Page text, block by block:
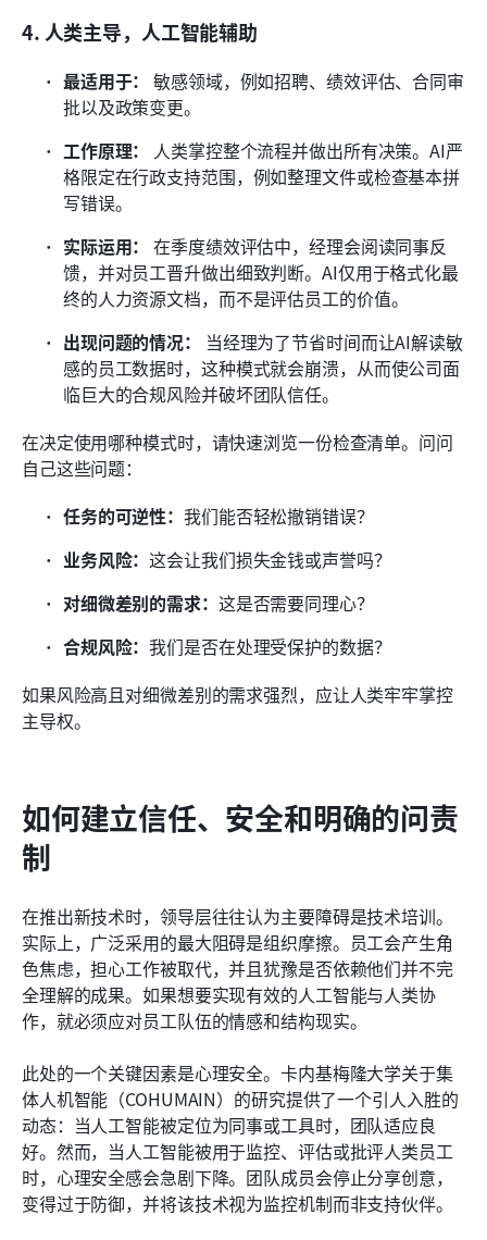
4. 人类主导，人工智能辅助
最适用于： 敏感领域，例如招聘、绩效评估、合同审
批以及政策变更。
工作原理：
人类掌控整个流程并做出所有决策。AI严
格限定在行政支持范围，例如整理文件或检查基本拼
写错误。
实际运用： 在季度绩效评估中，经理会阅读同事反
馈，并对员工晋升做出细致判断。AI仅用于格式化最
终的人力资源文档，而不是评估员工的价值。
出现问题的情况：
当经理为了节省时间而让AI解读敏
感的员工数据时，这种模式就会崩溃，从而使公司面
临巨大的合规风险并破坏团队信任。
在决定使用哪种模式时，请快速浏览一份检查清单。问问
自己这些问题：
任务的可逆性：我们能否轻松撤销错误？
业务风险：这会让我们损失金钱或声誉吗？
对细微差别的需求： 这是否需要同理心？
合规风险：我们是否在处理受保护的数据？
如果风险高且对细微差别的需求强烈，应让人类牢牢掌控
主导权。
如何建立信任、安全和明确的问责
制
在推出新技术时，领导层往往认为主要障碍是技术培训。
实际上，广泛采用的最大阻碍是组织摩擦。员工会产生角
色焦虑，担心工作被取代，并且犹豫是否依赖他们并不完
全理解的成果。如果想要实现有效的人工智能与人类协
作，就必须应对员工队伍的情感和结构现实。
此处的一个关键因素是心理安全。卡内基梅隆大学关于集
体人机智能（COHUMAIN）的研究提供了一个引人入胜的
动态：当人工智能被定位为同事或工具时，团队适应良
好。然而，当人工智能被用于监控、评估或批评人类员工
时，心理安全感会急剧下降。团队成员会停止分享创意，
变得过于防御，并将该技术视为监控机制而非支持伙伴。